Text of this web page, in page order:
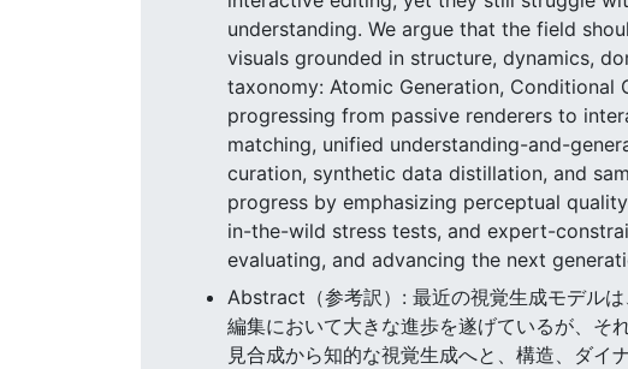
understanding. We argue that the field
visuals grounded in structure, dynamics,
taxonomy: Atomic Generation, Conditional
progressing from passive renderers to
matching, unified understanding-and-
curation, synthetic data distillation, and
progress by emphasizing perceptual
in-the-wild stress tests, and expert-
evaluating, and advancing the next
Abstract（参考訳）: 最近の視覚生成モデル
編集において大きな進歩を遂げているが、そ
見合成から知的な視覚生成へと、構造、ダ